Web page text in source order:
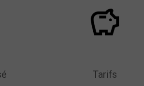
Tarifs